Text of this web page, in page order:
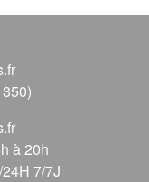
à 20h
7/7J